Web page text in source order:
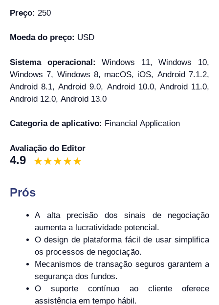
Preço: 250
Moeda do preço: USD
Sistema operacional: Windows 11, Windows 10,
Windows 7, Windows 8, macOS, iOS, Android 7.1.2,
Android 8.1, Android 9.0, Android 10.0, Android 11.0,
Android 12.0, Android 13.0
Categoria de aplicativo: Financial Application
Avaliação do Editor
4.9
Prós
A alta precisão dos sinais de negociação
aumenta a lucratividade potencial.
O design de plataforma fácil de usar simplifica
os processos de negociação.
Mecanismos de transação seguros garantem a
segurança dos fundos.
O suporte contínuo ao cliente oferece
assistência em tempo hábil.